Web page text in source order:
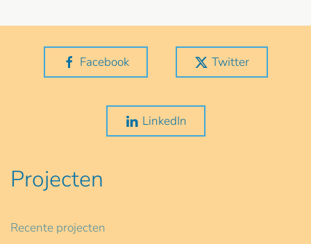
Facebook Twitter
LinkedIn
Projecten
Recente projecten